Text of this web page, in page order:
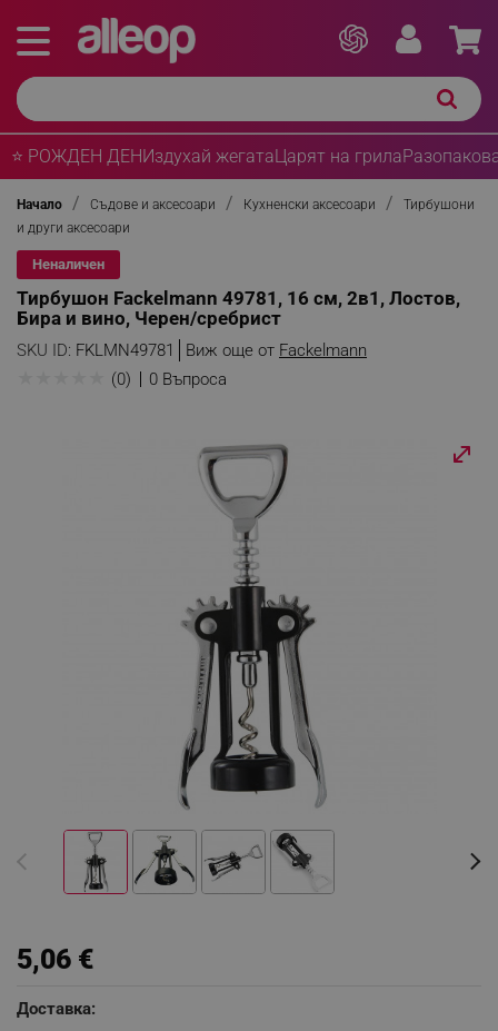
⭐ РОЖДЕН ДЕНИздухай жегатаЦарят на грила
Начало Съдове и аксесоари Кухненски аксесоари
Тирбушони
и други аксесоари
Неналичен
Тирбушон Fackelmann 49781, 16 см, 2в1, Лостов,
Бира и вино, Черен/сребрист
SKU ID: FKLMN49781 Виж още от Fackelmann
(0) 0 Въпроса
5,06 €
Доставка: